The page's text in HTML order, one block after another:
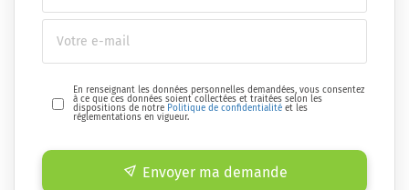
En renseignant les données personnelles demandées, vous consentez
à ce que ces données soient collectées et traitées selon les
dispositions de notre Politique de confidentialité et les
réglementations en vigueur.
Envoyer ma demande